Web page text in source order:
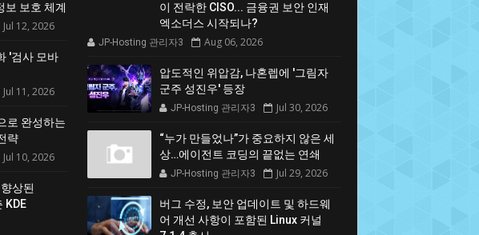
보 보호 체계
Jul 12, 2026
'검사 모바
Jul 11, 2026
로 완성하는
략
Jul 10, 2026
상된
KDE
이 전락한 CISO... 금융권 보안 인재
엑소더스 시작되나?
JP-Hosting 관리자3 Aug 06, 2026
압도적인 위압감, 나혼렙에 '그림자
군주 성진우' 등장
JP-Hosting 관리자3 Jul 30, 2026
“누가 만들었나”가 중요하지 않은 세
상…에이전트 코딩의 끝없는 연쇄
JP-Hosting 관리자3 Jul 29, 2026
버그 수정, 보안 업데이트 및 하드웨
어 개선 사항이 포함된 Linux 커널